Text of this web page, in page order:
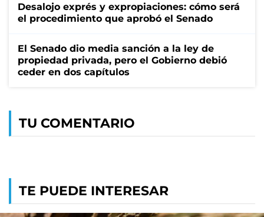
Desalojo exprés y expropiaciones: cómo será
el procedimiento que aprobó el Senado
El Senado dio media sanción a la ley de
propiedad privada, pero el Gobierno debió
ceder en dos capítulos
TU COMENTARIO
TE PUEDE INTERESAR